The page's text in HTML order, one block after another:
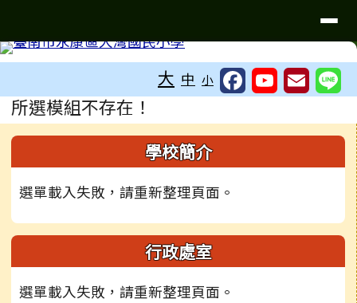
大 中 小
主內容區域
所選模組不存在！
左邊區域內容 學校簡介
選單載入失敗，請重新整理頁面。
行政處室
選單載入失敗，請重新整理頁面。
頁尾區域